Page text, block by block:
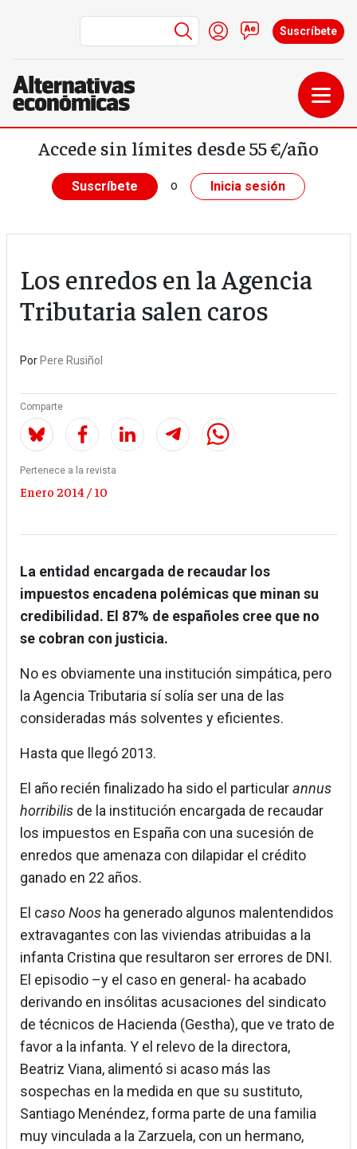
Pasar al contenido principal
Menú de cuenta de
Iniciar sesión
Contacto
Suscríbete
Accede sin límites desde 55 €/año
Suscríbete o Inicia sesión
Los enredos en la Agencia
Tributaria salen caros
Por Pere Rusiñol
Comparte
Pertenece a la revista
Enero 2014 / 10
La entidad encargada de recaudar los
impuestos encadena polémicas que minan su
credibilidad. El 87% de españoles cree que no
se cobran con justicia.
No es obviamente una institución simpática, pero
la Agencia Tributaria sí solía ser una de las
consideradas más solventes y eficientes.
Hasta que llegó 2013.
El año recién finalizado ha sido el particularannus
horribilis de la institución encargada de recaudar
los impuestos en España con una sucesión de
enredos que amenaza con dilapidar el crédito
ganado en 22 años.
El caso Noos ha generado algunos malentendidos
extravagantes con las viviendas atribuidas a la
infanta Cristina que resultaron ser errores de DNI.
El episodio –y el caso en general- ha acabado
derivando en insólitas acusaciones del sindicato
de técnicos de Hacienda (Gestha), que ve trato de
favor a la infanta. Y el relevo de la directora,
Beatriz Viana, alimentó si acaso más las
sospechas en la medida en que su sustituto,
Santiago Menéndez, forma parte de una familia
muy vinculada a la Zarzuela, con un hermano,